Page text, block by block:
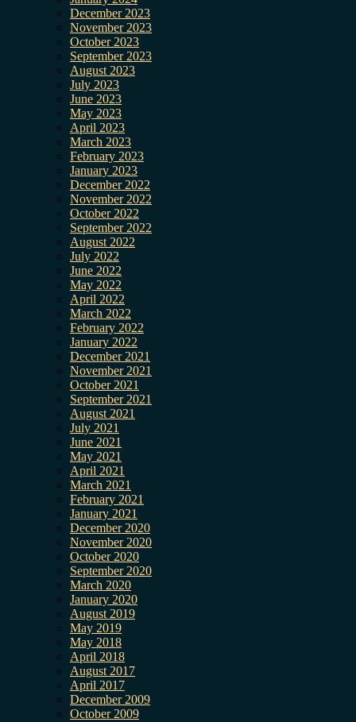
December 2023
November 2023
October 2023
September 2023
August 2023
July 2023
June 2023
May 2023
April 2023
March 2023
February 2023
January 2023
December 2022
November 2022
October 2022
September 2022
August 2022
July 2022
June 2022
May 2022
April 2022
March 2022
February 2022
January 2022
December 2021
November 2021
October 2021
September 2021
August 2021
July 2021
June 2021
May 2021
April 2021
March 2021
February 2021
January 2021
December 2020
November 2020
October 2020
September 2020
March 2020
January 2020
August 2019
May 2019
May 2018
April 2018
August 2017
April 2017
December 2009
October 2009